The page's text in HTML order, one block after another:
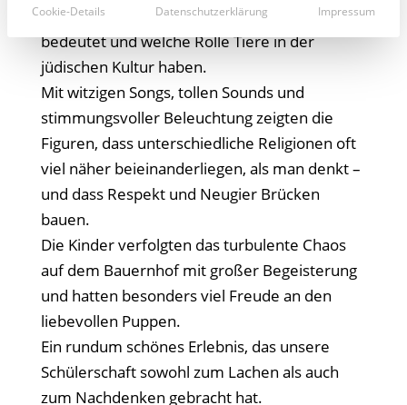
die Kinder spielerisch, was „koscher“
bedeutet und welche Rolle Tiere in der
jüdischen Kultur haben.
Mit witzigen Songs, tollen Sounds und
stimmungsvoller Beleuchtung zeigten die
Figuren, dass unterschiedliche Religionen oft
viel näher beieinanderliegen, als man denkt –
und dass Respekt und Neugier Brücken
bauen.
Die Kinder verfolgten das turbulente Chaos
auf dem Bauernhof mit großer Begeisterung
und hatten besonders viel Freude an den
liebevollen Puppen.
Ein rundum schönes Erlebnis, das unsere
Schülerschaft sowohl zum Lachen als auch
zum Nachdenken gebracht hat.
Cookie-Details Datenschutzerklärung Impressum